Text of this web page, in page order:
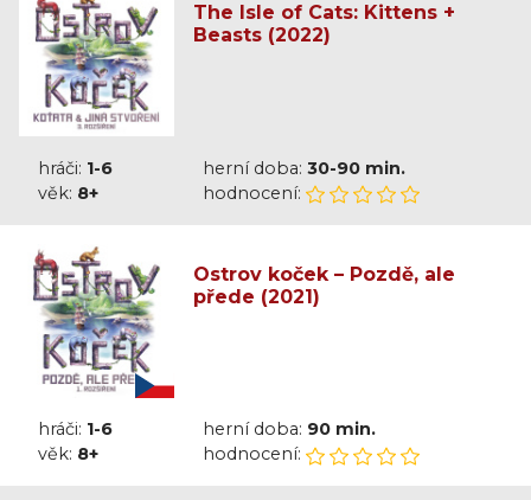
The Isle of Cats: Kittens +
Beasts (2022)
hráči: 1-6 herní doba: 30-90 min.
věk: 8+ hodnocení:
Ostrov koček – Pozdě, ale
přede (2021)
hráči: 1-6 herní doba: 90 min.
věk: 8+ hodnocení: